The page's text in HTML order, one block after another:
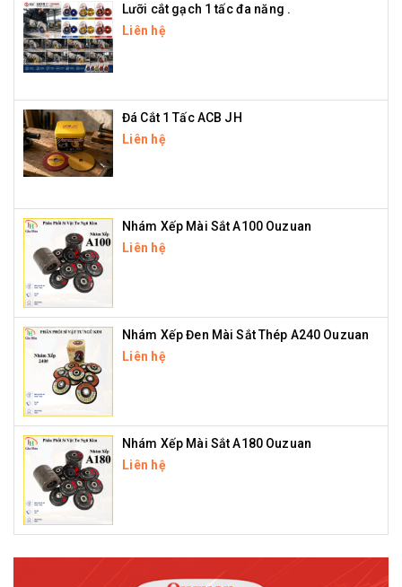
Lưỡi cắt gạch 1 tấc đa năng .
Liên hệ
Đá Cắt 1 Tấc ACB JH
Liên hệ
Nhám Xếp Mài Sắt A100 Ouzuan
Liên hệ
Nhám Xếp Đen Mài Sắt Thép A240 Ouzuan
Liên hệ
Nhám Xếp Mài Sắt A180 Ouzuan
Liên hệ